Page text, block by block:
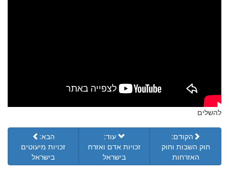
להשלים
הקודם:
חוק השבות וחוק
האזרחות
עוד:
זכויות אדם ואזרח
בישראל
הבא:
זכויות מיעוטים
בישראל